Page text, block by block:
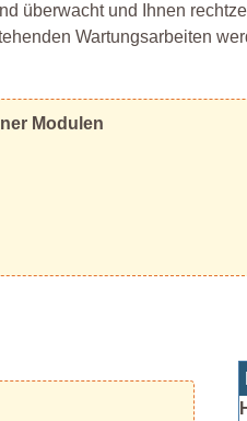
überwacht und Ihnen
Wartungsarbeiten
Modulen